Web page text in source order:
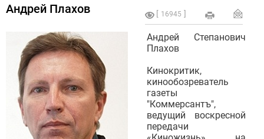
16945
Андрей Плахов
Андрей Степанович
Плахов
Кинокритик,
кинообозреватель
газеты
"Коммерсантъ",
ведущий воскресной
передачи